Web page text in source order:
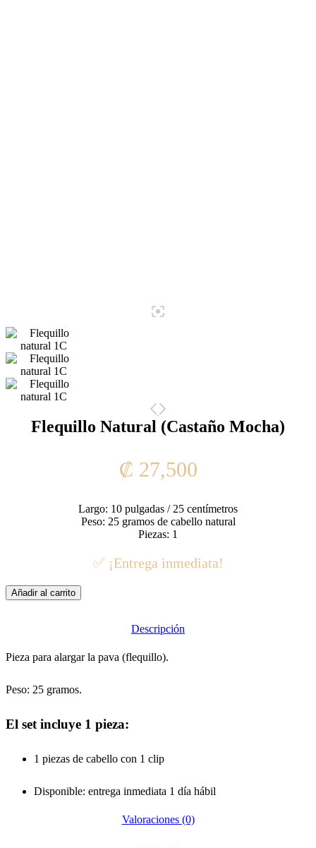
Flequillo Natural (Castaño Mocha)
₡ 27,500
Largo: 10 pulgadas / 25 centímetros
Peso: 25 gramos de cabello natural
Piezas: 1
✅ ¡Entrega inmediata!
Añadir al carrito
Descripción
Pieza para alargar la pava (flequillo).
Peso: 25 gramos.
El set incluye 1 pieza:
1 piezas de cabello con 1 clip
Disponible: entrega inmediata 1 día hábil
Valoraciones (0)